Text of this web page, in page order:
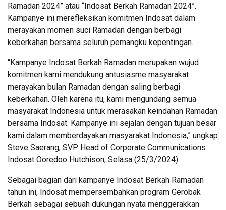
Ramadan 2024” atau “Indosat Berkah Ramadan 2024”.
Kampanye ini merefleksikan komitmen Indosat dalam
merayakan momen suci Ramadan dengan berbagi
keberkahan bersama seluruh pemangku kepentingan.
“Kampanye Indosat Berkah Ramadan merupakan wujud
komitmen kami mendukung antusiasme masyarakat
merayakan bulan Ramadan dengan saling berbagi
keberkahan. Oleh karena itu, kami mengundang semua
masyarakat Indonesia untuk merasakan keindahan Ramadan
bersama Indosat. Kampanye ini sejalan dengan tujuan besar
kami dalam memberdayakan masyarakat Indonesia,” ungkap
Steve Saerang, SVP Head of Corporate Communications
Indosat Ooredoo Hutchison, Selasa (25/3/2024).
Sebagai bagian dari kampanye Indosat Berkah Ramadan
tahun ini, Indosat mempersembahkan program Gerobak
Berkah sebagai sebuah dukungan nyata menggerakkan